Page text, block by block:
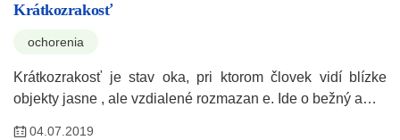
Krátkozrakosť
ochorenia
Krátkozrakosť je stav oka, pri ktorom človek vidí blízke
objekty jasne , ale vzdialené rozmazan e. Ide o bežný a…
04.07.2019